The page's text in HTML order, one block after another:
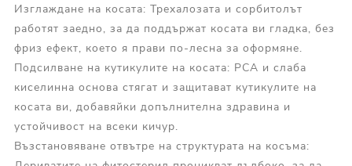
Изглаждане на косата: Трехалозата и сорбитолът
работят заедно, за да поддържат косата ви гладка, без
фриз ефект, което я прави по-лесна за оформяне.
Подсилване на кутикулите на косата: PCA и слаба
киселинна основа стягат и защитават кутикулите на
косата ви, добавяйки допълнителна здравина и
устойчивост на всеки кичур.
Възстановяване отвътре на структурата на косъма: